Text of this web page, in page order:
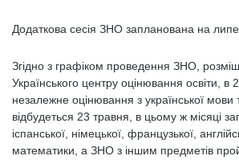
Додаткова сесія ЗНО запланована на
Згідно з графіком проведення ЗНО,
Українського центру оцінювання освіти, в
незалежне оцінювання з української мови
відбудеться 23 травня, в цьому ж місяці
іспанської, німецької, французької,
математики, а ЗНО з іншим предметів